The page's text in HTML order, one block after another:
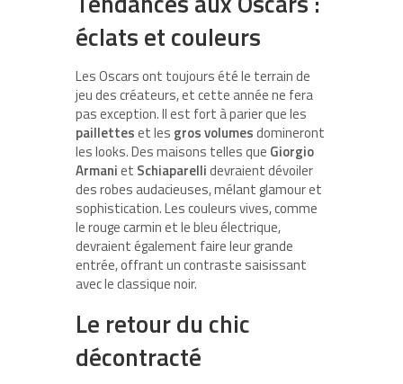
éclats et couleurs
Les Oscars ont toujours été le terrain de
jeu des créateurs, et cette année ne fera
pas exception. Il est fort à parier que les
pailletteset les gros volumesdomineront
les looks. Des maisons telles que Giorgio
Armaniet Schiaparellidevraient dévoiler
des robes audacieuses, mélant glamour et
sophistication. Les couleurs vives, comme
le rouge carmin et le bleu électrique,
devraient également faire leur grande
entrée, offrant un contraste saisissant
avec le classique noir.
Le retour du chic
décontracté